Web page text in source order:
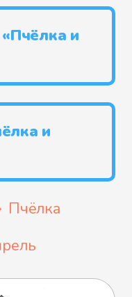
и
и
Пчёлка